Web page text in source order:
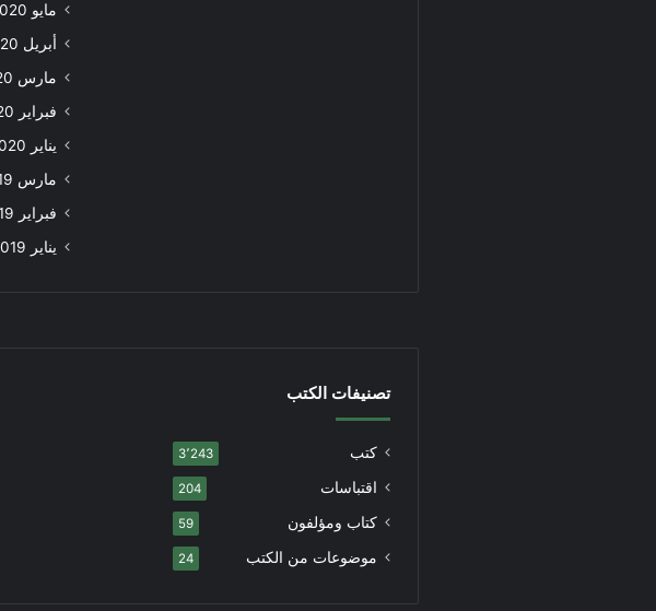
مايو 2020
أبريل 2020
مارس 2020
فبراير 2020
يناير 2020
مارس 2019
فبراير 2019
يناير 2019
تصنيفات الكتب
كتب 3٬243
اقتباسات 204
كتاب ومؤلفون 59
موضوعات من الكتب 24